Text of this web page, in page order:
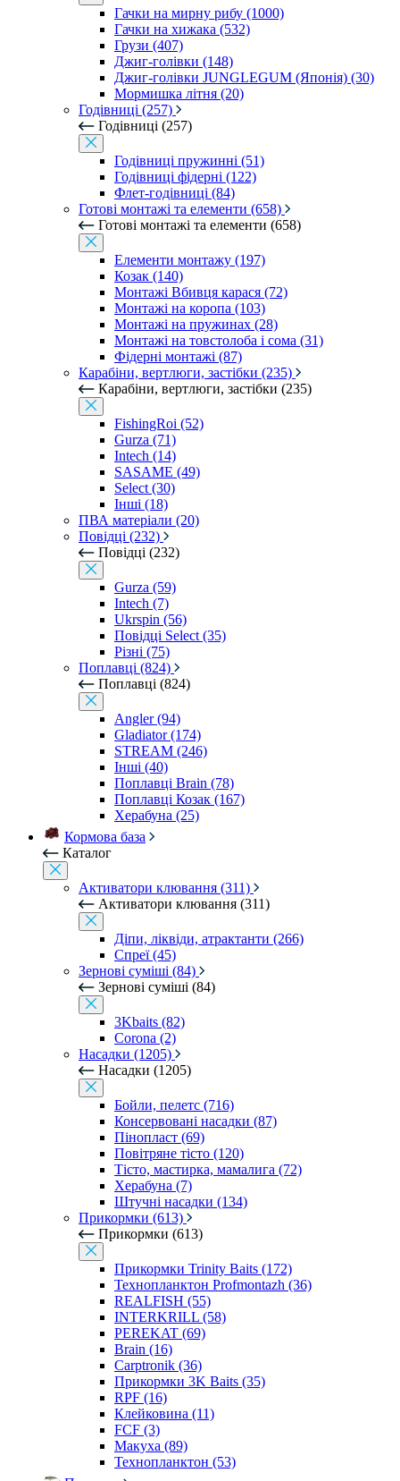
Гачки на мирну рибу (1000)
Гачки на хижака (532)
Грузи (407)
Джиг-голівки (148)
Джиг-голівки JUNGLEGUM (Японія) (30)
Мормишка літня (20)
Годівниці (257)
Годівниці (257)
Годівниці пружинні (51)
Годівниці фідерні (122)
Флет-годівниці (84)
Готові монтажі та елементи (658)
Готові монтажі та елементи (658)
Елементи монтажу (197)
Козак (140)
Монтажі Вбивця карася (72)
Монтажі на коропа (103)
Монтажі на пружинах (28)
Монтажі на товстолоба і сома (31)
Фідерні монтажі (87)
Карабіни, вертлюги, застібки (235)
Карабіни, вертлюги, застібки (235)
FishingRoi (52)
Gurza (71)
Intech (14)
SASAME (49)
Select (30)
Інші (18)
ПВА матеріали (20)
Повідці (232)
Повідці (232)
Gurza (59)
Intech (7)
Ukrspin (56)
Повідці Select (35)
Різні (75)
Поплавці (824)
Поплавці (824)
Angler (94)
Gladiator (174)
STREAM (246)
Інші (40)
Поплавці Brain (78)
Поплавці Козак (167)
Херабуна (25)
Кормова база
Каталог
Активатори клювання (311)
Активатори клювання (311)
Діпи, ліквіди, атрактанти (266)
Спреї (45)
Зернові суміші (84)
Зернові суміші (84)
3Kbaits (82)
Corona (2)
Насадки (1205)
Насадки (1205)
Бойли, пелетс (716)
Консервовані насадки (87)
Пінопласт (69)
Повітряне тісто (120)
Тісто, мастирка, мамалига (72)
Херабуна (7)
Штучні насадки (134)
Прикормки (613)
Прикормки (613)
Прикормки Trinity Baits (172)
Технопланктон Profmontazh (36)
REALFISH (55)
INTERKRILL (58)
PEREKAT (69)
Brain (16)
Carptronik (36)
Прикормки 3K Baits (35)
RPF (16)
Клейковина (11)
FCF (3)
Макуха (89)
Технопланктон (53)